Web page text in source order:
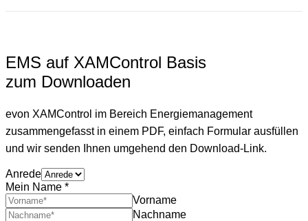
EMS auf XAMControl Basis
zum Downloaden
evon XAMControl im Bereich Energiemanagement
zusammengefasst in einem PDF, einfach Formular ausfüllen
und wir senden Ihnen umgehend den Download-Link.
Anrede
Mein Name *
Vorname
Nachname